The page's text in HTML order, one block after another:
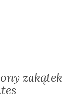
zakątek